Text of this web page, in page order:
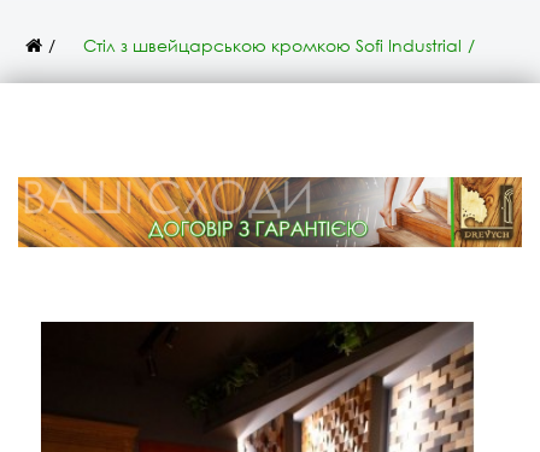
Стіл з швейцарською кромкою Sofi Industrial